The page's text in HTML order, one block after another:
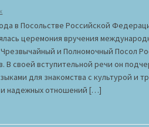
в Посольстве Российской
церемония вручения
и Полномочный Посол
В своей вступительной речи он
для знакомства с культурой и
надежных отношений […]